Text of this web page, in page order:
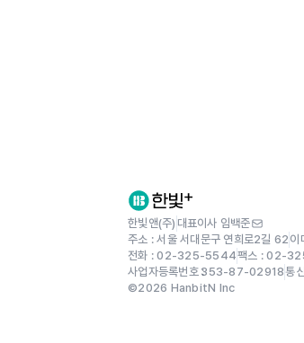
9.4 구성 사례
10장 레거시 시스템과 특
10.1 레거시 시스템과 전
한빛앤(주) 대표이사 임백준
주소 : 서울 서대문구 연희로2길 62
전화 : 02-325-5544팩스 : 02-
사업자등록번호 :353-87-02918통
©2026 HanbitN Inc